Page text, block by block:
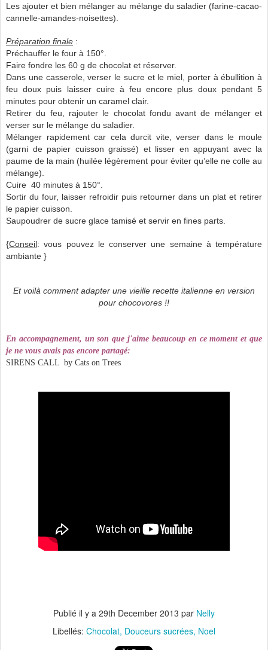
Les ajouter et bien mélanger au mélange du saladier (farine-cacao-
cannelle-amandes-noisettes).
Préparation finale :
Préchauffer le four à 150°.
Faire fondre les 60 g de chocolat et réserver.
Dans une casserole, verser le sucre et le miel, porter à ébullition à
feu doux puis laisser cuire à feu encore plus doux pendant 5
minutes pour obtenir un caramel clair.
Retirer du feu, rajouter le chocolat fondu avant de mélanger et
verser sur le mélange du saladier.
Mélanger rapidement car cela durcit vite, verser dans le moule
(garni de papier cuisson graissé) et lisser en appuyant avec la
paume de la main (huilée légèrement pour éviter qu’elle ne colle au
mélange).
Cuire 40 minutes à 150°.
Sortir du four, laisser refroidir puis retourner dans un plat et retirer
le papier cuisson.
Saupoudrer de sucre glace tamisé et servir en fines parts.
{Conseil: vous pouvez le conserver une semaine à température
ambiante }
Et voilà comment adapter une vieille recette italienne en version
pour chocovores !!
En accompagnement, un son que j'aime beaucoup en ce moment et que
je ne vous avais pas encore partagé:
SIRENS CALL by Cats on Trees
Publié il y a 29th December 2013 par Nelly
Libellés: Chocolat Douceurs sucrées Noel